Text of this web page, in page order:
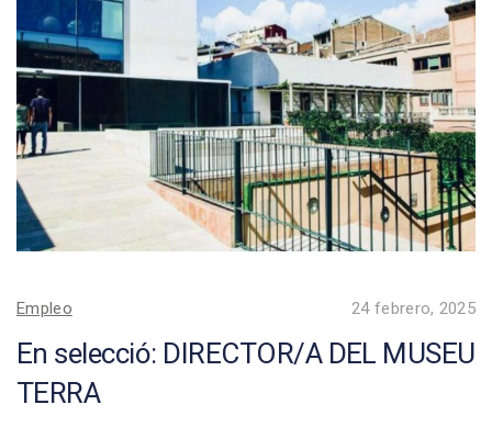
Empleo 24 febrero, 2025
En selecció: DIRECTOR/A DEL MUSEU
TERRA